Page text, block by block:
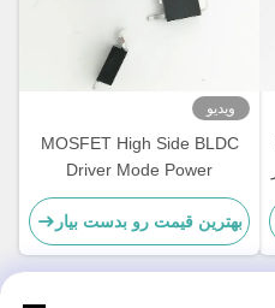
ویدیو
MOSFET High Side BLDC
Driver Mode Power
Enhancement Power برای
سوئیچینگ قدرت
بهترین قیمت رو بدست بیار